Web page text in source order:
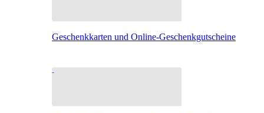
Geschenkkarten und Online-Geschenkgutscheine